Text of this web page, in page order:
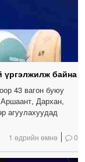
үргэлжилж байна
43 вагон буюу
Дархан,
агуулахуудад
1 өдрийн өмнө 0